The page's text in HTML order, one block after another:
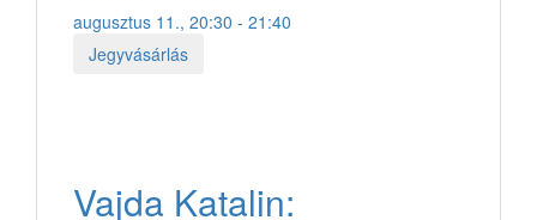
augusztus 11., 20:30 - 21:40
Jegyvásárlás
Vajda Katalin: